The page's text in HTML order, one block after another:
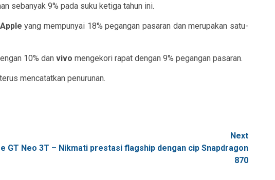
sebanyak 9% pada suku ketiga tahun ini.
Apple yang mempunyai 18% pegangan pasaran dan merupakan satu-
10% dan vivo mengekori rapat dengan 9% pegangan pasaran.
mencatatkan penurunan.
Next
GT Neo 3T – Nikmati prestasi flagship dengan cip Snapdragon
870